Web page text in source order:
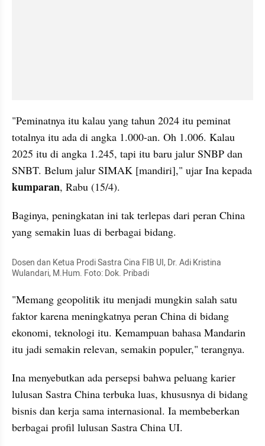
"Peminatnya itu kalau yang tahun 2024 itu peminat
totalnya itu ada di angka 1.000-an. Oh 1.006. Kalau
2025 itu di angka 1.245, tapi itu baru jalur SNBP dan
kumparan, Rabu (15/4).
Baginya, peningkatan ini tak terlepas dari peran China
yang semakin luas di berbagai bidang.
Dosen dan Ketua Prodi Sastra Cina FIB UI, Dr. Adi Kristina
Wulandari, M.Hum. Foto: Dok. Pribadi
"Memang geopolitik itu menjadi mungkin salah satu
faktor karena meningkatnya peran China di bidang
ekonomi, teknologi itu. Kemampuan bahasa Mandarin
itu jadi semakin relevan, semakin populer," terangnya.
Ina menyebutkan ada persepsi bahwa peluang karier
lulusan Sastra China terbuka luas, khususnya di bidang
bisnis dan kerja sama internasional. Ia membeberkan
berbagai profil lulusan Sastra China UI.